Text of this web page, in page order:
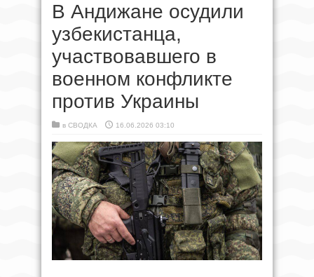
В Андижане осудили
узбекистанца,
участвовавшего в
военном конфликте
против Украины
в СВОДКА 16.06.2026 03:10